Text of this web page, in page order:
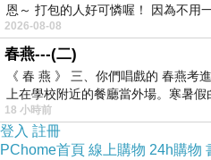
凱（預測）\《悟空傳》黃
最佳美術設計：《健忘村
觀音》蔡珮玲（心水）
最佳造型設計：《健忘村
恩～ 打包的人好可憐喔！ 因為不用
2026-08-08
春燕---(二)
《 春 燕 》 三、你們唱戲的 春燕考
上在學校附近的餐廳當外場。寒暑
18 小時前
登入 註冊
PChome首頁 線上購物 24h購物